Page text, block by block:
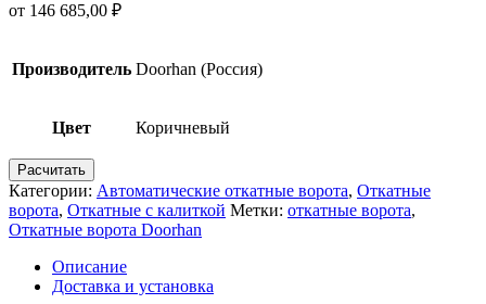
от 146 685,00 ₽
Производитель Doorhan (Россия)
Цвет Коричневый
Расчитать
Категории: Автоматические откатные ворота, Откатные
ворота, Откатные с калиткой Метки: откатные ворота,
Откатные ворота Doorhan
Описание
Доставка и установка